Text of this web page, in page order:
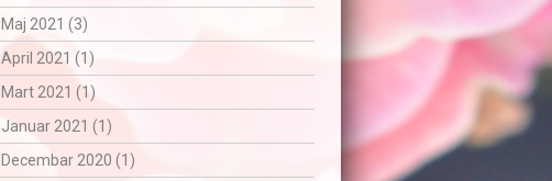
Maj 2021 (3)
April 2021 (1)
Mart 2021 (1)
Januar 2021 (1)
Decembar 2020 (1)